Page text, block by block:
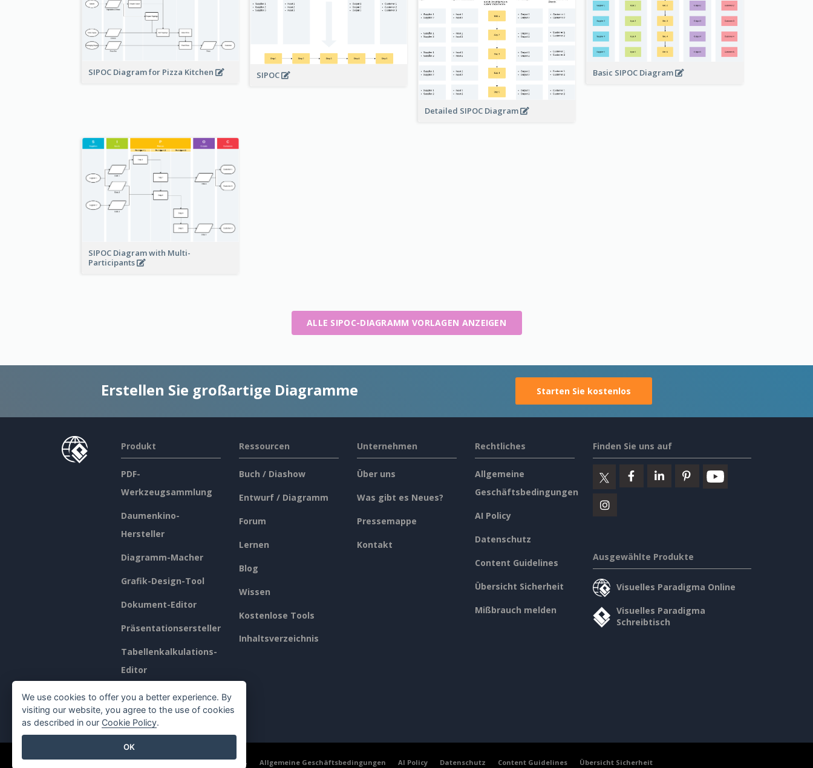
SIPOC Diagram for Pizza Kitchen SIPOC
Detailed SIPOC Diagram
Basic SIPOC Diagram
SIPOC Diagram with Multi-
Participants
ALLE SIPOC-DIAGRAMM VORLAGEN ANZEIGEN
Erstellen Sie großartige Diagramme Starten Sie kostenlos
Produkt
PDF-
Werkzeugsammlung
Daumenkino-
Hersteller
Diagramm-Macher
Grafik-Design-Tool
Dokument-Editor
Präsentationsersteller
Tabellenkalkulations-
Editor
Preisgestaltung
Ressourcen
Buch / Diashow
Entwurf / Diagramm
Forum
Lernen
Blog
Wissen
Kostenlose Tools
Inhaltsverzeichnis
Unternehmen
Über uns
Was gibt es Neues?
Pressemappe
Kontakt
Rechtliches
Allgemeine
Geschäftsbedingungen
AI Policy
Datenschutz
Content Guidelines
Übersicht Sicherheit
Mißbrauch melden
Finden Sie uns auf
Ausgewählte Produkte
Visuelles Paradigma Online
Visuelles Paradigma
Schreibtisch
©2026 by Visual Paradigm. Alle Rechte vorbehalten. Allgemeine Geschäftsbedingungen AI Policy Datenschutz Content Guidelines Übersicht Sicherheit
We use cookies to offer you a better experience. By
visiting our website, you agree to the use of cookies
as described in our Cookie Policy.
OK